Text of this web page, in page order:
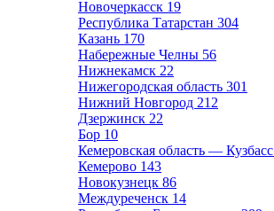
Новочеркасск 19
Республика Татарстан 304
Казань 170
Набережные Челны 56
Нижнекамск 22
Нижегородская область 301
Нижний Новгород 212
Дзержинск 22
Бор 10
Кемеровская область — Кузбасс
Кемерово 143
Новокузнецк 86
Междуреченск 14